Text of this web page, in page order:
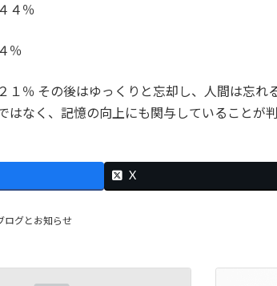
４％
％
１％ その後はゆっくりと忘却し、人間は忘れ
はなく、記憶の向上にも関与していることが判
X
ログとお知らせ